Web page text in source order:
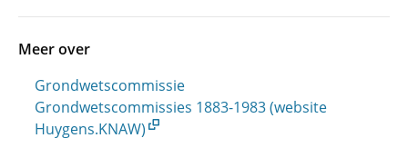
Meer over
Grondwetscommissie
Grondwetscommissies 1883-1983 (website
Huygens.KNAW)